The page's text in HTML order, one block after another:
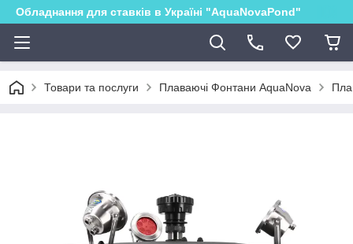
Обладнання для ставків в Україні "AquaNovaPond"
Товари та послуги Плаваючі Фонтани AquaNova